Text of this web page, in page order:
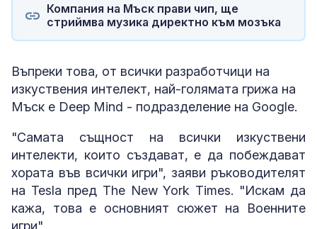
Компания на Мъск прави чип, ще
стриймва музика директно към мозъка
Въпреки това, от всички разработчици на
изкуствения интелект, най-голямата грижа на
Мъск е Deep Mind - подразделение на Google.
"Самата същност на всички изкуствени
интелекти, които създават, е да побеждават
хората във всички игри", заяви ръководителят
на Tesla пред The New York Times. "Искам да
кажа, това е основният сюжет на Военните
игри".